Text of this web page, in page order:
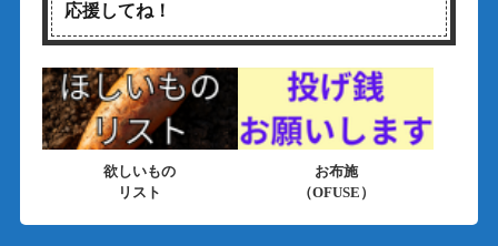
応援してね！
欲しいもの
リスト
お布施
（OFUSE）